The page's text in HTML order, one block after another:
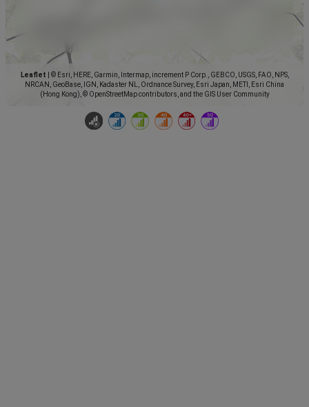
Leaflet
© Esri, HERE, Garmin, Intermap, increment P Corp., GEBCO, USGS, FAO, NPS,
NRCAN, GeoBase, IGN, Kadaster NL, Ordnance Survey, Esri Japan, METI, Esri China
(Hong Kong), © OpenStreetMap contributors, and the GIS User Community